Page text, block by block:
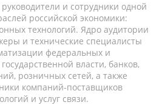
и сотрудники одной
российской экономики:
технологий. Ядро аудитории
и технические специалисты
федеральных и
власти, банков,
розничных сетей, а также
компаний-поставщиков
и услуг связи.